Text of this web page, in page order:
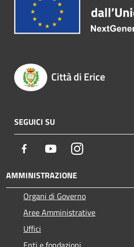
Città di Erice
SEGUICI SU
Facebook YoutubeInstagram
AMMINISTRAZIONE
Organi di Governo
Aree Amministrative
Uffici